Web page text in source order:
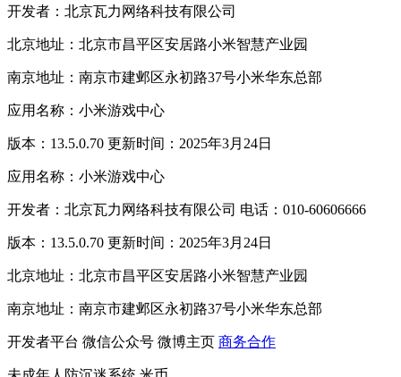
开发者：北京瓦力网络科技有限公司
北京地址：北京市昌平区安居路小米智慧产业园
南京地址：南京市建邺区永初路37号小米华东总部
应用名称：小米游戏中心
版本：13.5.0.70 更新时间：2025年3月24日
应用名称：小米游戏中心
开发者：北京瓦力网络科技有限公司 电话：010-60606666
版本：13.5.0.70 更新时间：2025年3月24日
北京地址：北京市昌平区安居路小米智慧产业园
南京地址：南京市建邺区永初路37号小米华东总部
开发者平台 微信公众号 微博主页 商务合作